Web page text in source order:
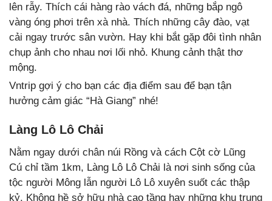
lên rẫy. Thích cái hàng rào vách đá, những bắp ngô
vàng óng phơi trên xà nhà. Thích những cây đào, vạt
cải ngay trước sân vườn. Hay khi bắt gặp đôi tình nhân
chụp ảnh cho nhau nơi lối nhỏ. Khung cảnh thật thơ
mộng.
Vntrip gợi ý cho bạn các địa điểm sau để bạn tận
hưởng cảm giác “Hà Giang” nhé!
Làng Lô Lô Chải
Nằm ngay dưới chân núi Rồng và cách Cột cờ Lũng
Cú chỉ tầm 1km, Làng Lô Lô Chải là nơi sinh sống của
tộc người Mông lẫn người Lô Lô xuyên suốt các thập
kỷ. Không hề sở hữu nhà cao tầng hay những khu trung